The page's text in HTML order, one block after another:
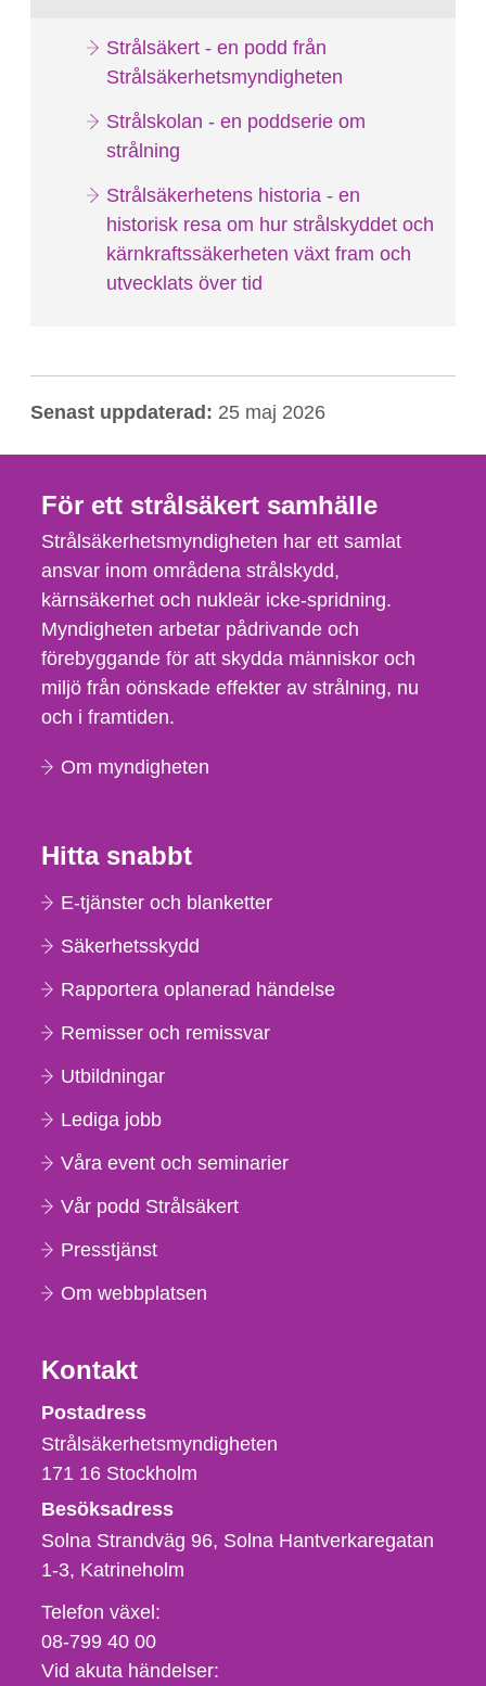
Strålsäkert - en podd från
Strålsäkerhetsmyndigheten
Strålskolan - en poddserie om
strålning
Strålsäkerhetens historia - en
historisk resa om hur strålskyddet och
kärnkraftssäkerheten växt fram och
utvecklats över tid
Senast uppdaterad: 25 maj 2026
För ett strålsäkert samhälle
Strålsäkerhetsmyndigheten har ett samlat
ansvar inom områdena strålskydd,
kärnsäkerhet och nukleär icke-spridning.
Myndigheten arbetar pådrivande och
förebyggande för att skydda människor och
miljö från oönskade effekter av strålning, nu
och i framtiden.
Om myndigheten
Hitta snabbt
E-tjänster och blanketter
Säkerhetsskydd
Rapportera oplanerad händelse
Remisser och remissvar
Utbildningar
Lediga jobb
Våra event och seminarier
Vår podd Strålsäkert
Presstjänst
Om webbplatsen
Kontakt
Strålsäkerhetsmyndigheten
Postadress
Strålsäkerhetsmyndigheten
171 16 Stockholm
Besöksadress
Solna Strandväg 96, Solna Hantverkaregatan
1-3 Katrineholm
Telefon,
fax
och
Telefon växel:
08-799 40 00
Vid akuta händelser: